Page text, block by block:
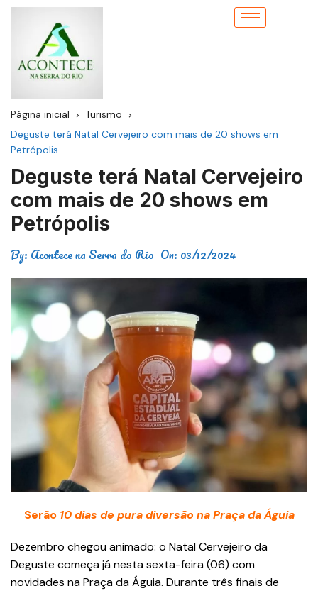
Página inicial
Turismo
Deguste terá Natal Cervejeiro com mais de 20 shows em
Petrópolis
Deguste terá Natal Cervejeiro
com mais de 20 shows em
Petrópolis
By: Acontece na Serra do Rio On: 03/12/2024
Serão 10 dias de pura diversão na Praça da Águia
Dezembro chegou animado: o Natal Cervejeiro da
Deguste começa já nesta sexta-feira (06) com
novidades na Praça da Águia. Durante três finais de